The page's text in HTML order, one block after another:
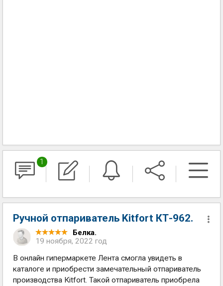
1
Ручной отпариватель Kitfort КТ-962.
Белка.
19 ноября, 2022 год
В онлайн гипермаркете Лента смогла увидеть в
каталоге и приобрести замечательный отпариватель
производства Кitfort. Такой отпариватель приобрела